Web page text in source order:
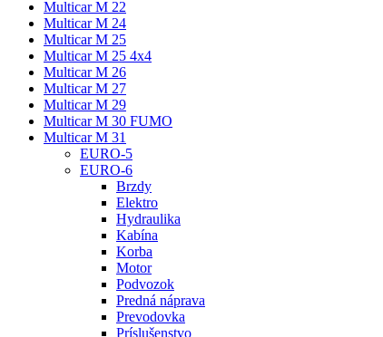
Multicar M 22
Multicar M 24
Multicar M 25
Multicar M 25 4x4
Multicar M 26
Multicar M 27
Multicar M 29
Multicar M 30 FUMO
Multicar M 31
EURO-5
EURO-6
Brzdy
Elektro
Hydraulika
Kabína
Korba
Motor
Podvozok
Predná náprava
Prevodovka
Príslušenstvo